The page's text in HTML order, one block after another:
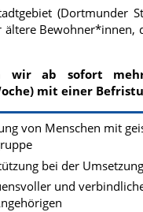
(Dortmunder
Bewohner*innen,
ab sofort
mit einer
von Menschen mit
bei der
und